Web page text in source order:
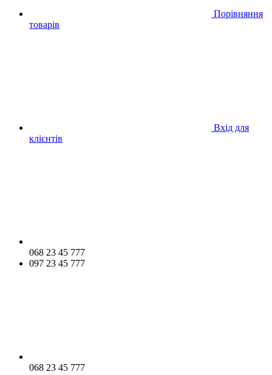
Порівняння
товарів
Вхід для
клієнтів
068 23 45 777
097 23 45 777
068 23 45 777